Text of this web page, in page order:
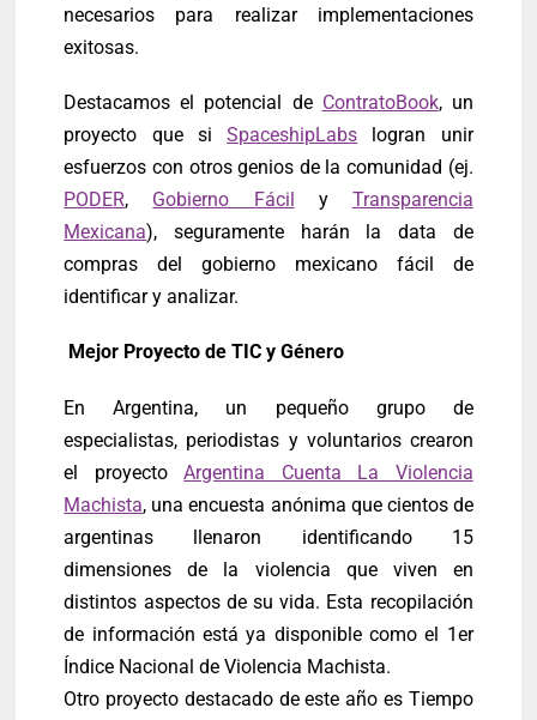
necesarios para realizar implementaciones
exitosas.
Destacamos el potencial de ContratoBook, un
proyecto que siSpaceshipLabs logran unir
esfuerzos con otros genios de la comunidad (ej.
PODER, Gobierno Fácil y Transparencia
Mexicana), seguramente harán la data de
compras del gobierno mexicano fácil de
identificar y analizar.
Mejor Proyecto de TIC y Género
En Argentina, un pequeño grupo de
especialistas, periodistas y voluntarios crearon
el proyectoArgentina Cuenta La Violencia
Machista, una encuesta anónima que cientos de
argentinas llenaron identificando 15
dimensiones de la violencia que viven en
distintos aspectos de su vida. Esta recopilación
de información está ya disponible como el 1er
Índice Nacional de Violencia Machista.
Otro proyecto destacado de este año es Tiempo